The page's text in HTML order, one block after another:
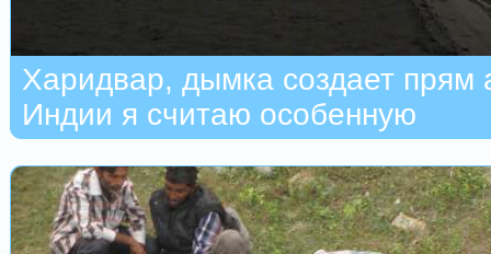
Харидвар, дымка создает прям
Индии я считаю особенную